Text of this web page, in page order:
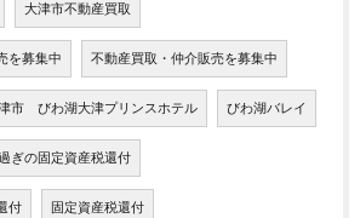
大津市不動産買取
を募集中 不動産買取・仲介販売を募集中
市 びわ湖大津プリンスホテル びわ湖バレイ
ぎの固定資産税還付
付 固定資産税還付